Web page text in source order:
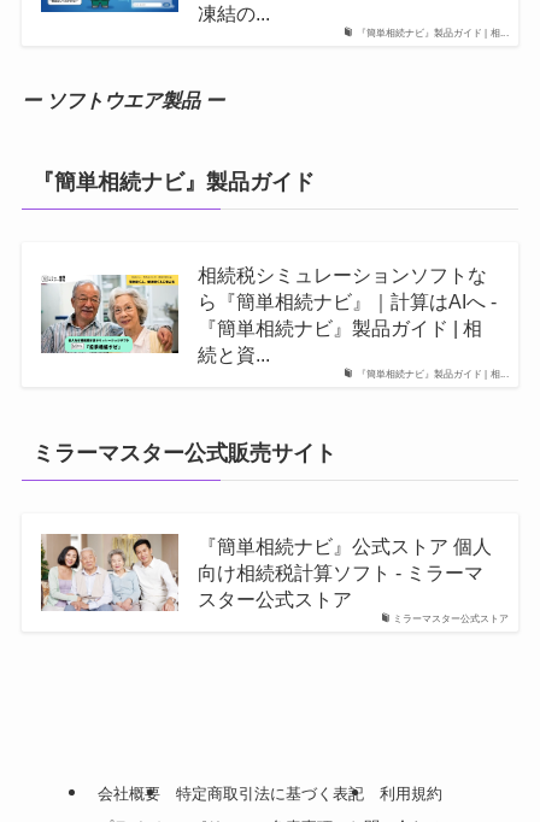
『簡単相続ナビ』製品ガイド | 相...
凍結の...
ー ソフトウエア製品 ー
『簡単相続ナビ』製品ガイド
『簡単相続ナビ』製品ガイド | 相...
相続税シミュレーションソフトな
ら『簡単相続ナビ』｜計算はAIへ -
『簡単相続ナビ』製品ガイド | 相
続と資...
ミラーマスター公式販売サイト
ミラーマスター公式ストア
『簡単相続ナビ』公式ストア 個人
向け相続税計算ソフト - ミラーマ
スター公式ストア
会社概要 特定商取引法に基づく表記
利用規約